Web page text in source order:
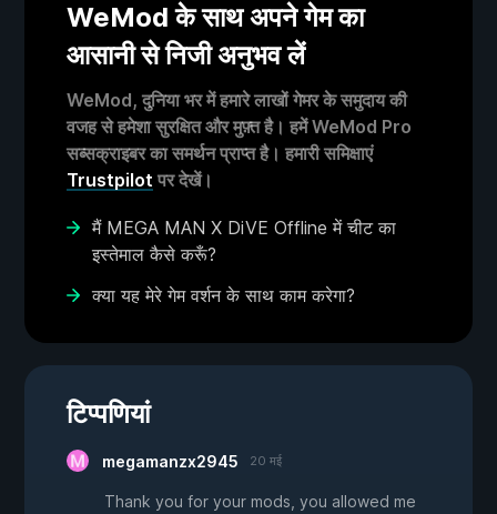
WeMod के साथ अपने गेम का
आसानी से निजी अनुभव लें
WeMod, दुनिया भर में हमारे लाखों गेमर के समुदाय की
वजह से हमेशा सुरक्षित और मुफ़्त है। हमें WeMod Pro
सब्सक्राइबर का समर्थन प्राप्त है। हमारी समिक्षाएं
Trustpilot पर देखें।
मैं MEGA MAN X DiVE Offline में चीट का
इस्तेमाल कैसे करूँ?
क्या यह मेरे गेम वर्शन के साथ काम करेगा?
टिप्पणियां
megamanzx2945 20 मई
Thank you for your mods, you allowed me